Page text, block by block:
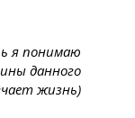
я понимаю
данного
жизнь)